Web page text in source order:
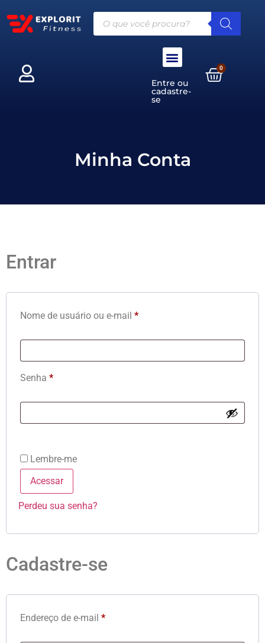
Entre ou
cadastre-
se
0
Minha Conta
Entrar
Nome de usuário ou e-mail *
Senha *
Lembre-me
Acessar
Perdeu sua senha?
Cadastre-se
Endereço de e-mail *